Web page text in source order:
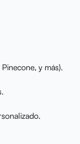
y más).